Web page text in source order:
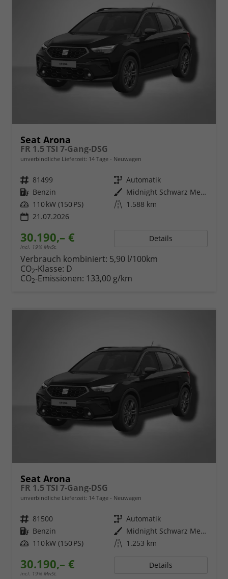
Seat Arona
FR 1.5 TSI 7-Gang-DSG
unverbindliche Lieferzeit: 14 Tage Neuwagen
Fahrzeugnr. 81499 Getriebe Automatik
Kraftstoff Benzin Außenfarbe
Midnight Schwarz Metallic
Leistung 110 kW (150 PS) Kilometerstand 1.588 km
21.07.2026
30.190,– €
incl. 19% MwSt.
Details
Verbrauch kombiniert: 5,90 l/100km
CO2-Klasse: D
CO2-Emissionen: 133,00 g/km
Seat Arona
FR 1.5 TSI 7-Gang-DSG
unverbindliche Lieferzeit: 14 Tage Neuwagen
Fahrzeugnr. 81500 Getriebe Automatik
Kraftstoff Benzin Außenfarbe
Midnight Schwarz Metallic
Leistung 110 kW (150 PS) Kilometerstand 1.253 km
30.190,– €
incl. 19% MwSt.
Details